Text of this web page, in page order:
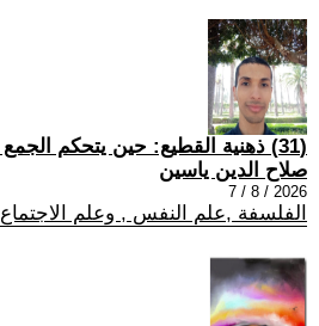
(31) ذهنية القطيع: حين يتحكم الجمع في قراراتنا
صلاح الدين ياسين
2026 / 8 / 7
الفلسفة ,علم النفس , وعلم الاجتماع